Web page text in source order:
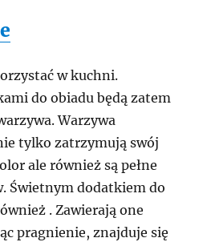
w kuchni.
do obiadu będą zatem
Warzywa
tylko zatrzymują swój
ale również są pełne
Świetnym dodatkiem do
. Zawierają one
pragnienie, znajduje się